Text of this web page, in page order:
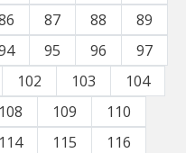
87 88
89
95 96
97
102 103
104
108 109
110
114 115
116